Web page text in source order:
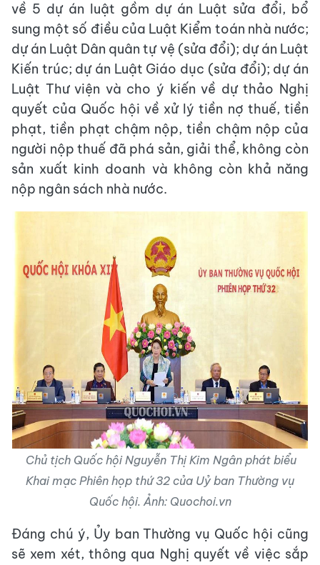
về 5 dự án luật gồm dự án Luật sửa đổi, bổ
sung một số điều của Luật Kiểm toán nhà nước;
dự án Luật Dân quân tự vệ (sửa đổi); dự án Luật
Kiến trúc; dự án Luật Giáo dục (sửa đổi); dự án
Luật Thư viện và cho ý kiến về dự thảo Nghị
quyết của Quốc hội về xử lý tiền nợ thuế, tiền
phạt, tiền phạt chậm nộp, tiền chậm nộp của
người nộp thuế đã phá sản, giải thể, không còn
sản xuất kinh doanh và không còn khả năng
nộp ngân sách nhà nước.
Chủ tịch Quốc hội Nguyễn Thị Kim Ngân phát biểu
Khai mạc Phiên họp thứ 32 của Uỷ ban Thường vụ
Quốc hội. Ảnh: Quochoi.vn
Đáng chú ý, Ủy ban Thường vụ Quốc hội cũng
sẽ xem xét, thông qua Nghị quyết về việc sắp